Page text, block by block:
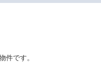
件です。